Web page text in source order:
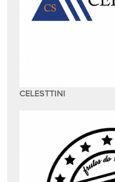
CELESTTINI